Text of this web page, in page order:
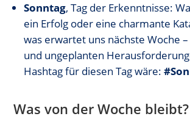
Sonntag, Tag der Erkenntnisse:
ein Erfolg oder eine charmante
was erwartet uns nächste Woche
und ungeplanten
Hashtag für diesen Tag wäre:
Was von der Woche bleibt?